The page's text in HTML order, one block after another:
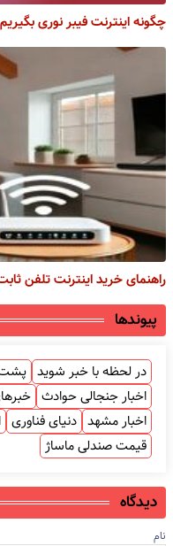
چگونه اینترنت فیبر نوری
راهنمای خرید اینترنت تلفن
پیوندها
در لحظه با خبر شوید پشت
اخبار جنجالی حوادث
اخبار مشهد دنیای فناوری
قیمت صندلی ماساژ
دیدگاه
نام